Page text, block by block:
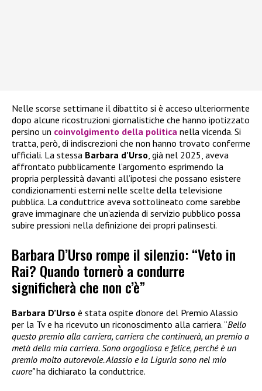
Nelle scorse settimane il dibattito si è acceso ulteriormente
dopo alcune ricostruzioni giornalistiche che hanno ipotizzato
persino un coinvolgimento della politica nella vicenda. Si
tratta, però, di indiscrezioni che non hanno trovato conferme
ufficiali. La stessa Barbara d’Urso , già nel 2025, aveva
affrontato pubblicamente l’argomento esprimendo la
propria perplessità davanti all’ipotesi che possano esistere
condizionamenti esterni nelle scelte della televisione
pubblica. La conduttrice aveva sottolineato come sarebbe
grave immaginare che un’azienda di servizio pubblico possa
subire pressioni nella definizione dei propri palinsesti.
Barbara D’Urso rompe il silenzio: “Veto in
Rai? Quando tornerò a condurre
significherà che non c’è”
Barbara D’Urso è stata ospite d’onore del Premio Alassio
per la Tv e ha ricevuto un riconoscimento alla carriera. “Bello
questo premio alla carriera, carriera che continuerà, un premio a
metà della mia carriera. Sono orgogliosa e felice, perché è un
premio molto autorevole. Alassio e la Liguria sono nel mio
cuore”ha dichiarato la conduttrice.